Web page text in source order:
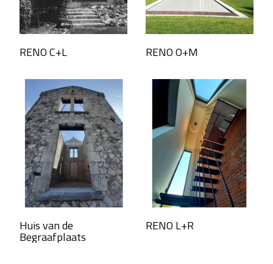
RENO C+L RENO O+M
Huis van de
Begraafplaats
RENO L+R